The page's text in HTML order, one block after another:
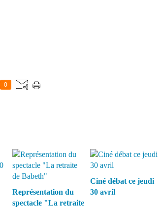
0
Représentation du
spectacle "La retraite
Ciné débat ce jeudi
30 avril